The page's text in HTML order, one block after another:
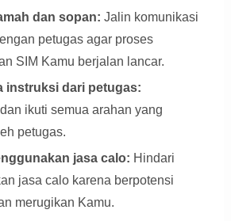
dan sopan: Jalin komunikasi
petugas agar proses
SIM Kamu berjalan lancar.
instruksi dari petugas:
ikuti semua arahan yang
petugas.
jasa calo: Hindari
jasa calo karena berpotensi
merugikan Kamu.